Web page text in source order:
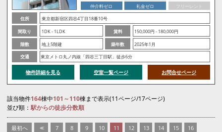
仲介料ゼロ
礼金ゼロ
フリーレント
住所
東京都新宿区四谷4丁目18番10号
間取り
1DK - 1LDK 賃料
150,000円 - 180,000円
階数
地上5階建 築年数
2025年1月
交通
東京メトロ丸ノ内線「四谷三丁目駅」徒歩6分
物件詳細を見る 空室一覧ページ お問合せページ
該当物件164棟中101～110棟まで表示(11ページ/17ページ)
並び順：駅からの徒歩分数順
最初へ << 7 8 9 10 11 12 13 14 15
16